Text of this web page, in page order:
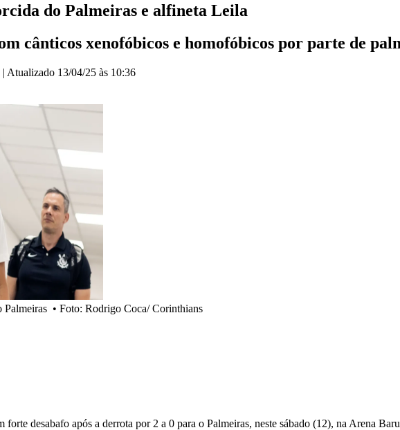
do Palmeiras e alfineta Leila
cânticos xenofóbicos e homofóbicos por parte de
| Atualizado 13/04/25 às 10:36
Palmeiras • Foto: Rodrigo Coca/ Corinthians
forte desabafo após a derrota por 2 a 0 para o Palmeiras, neste sábado (12), na Arena